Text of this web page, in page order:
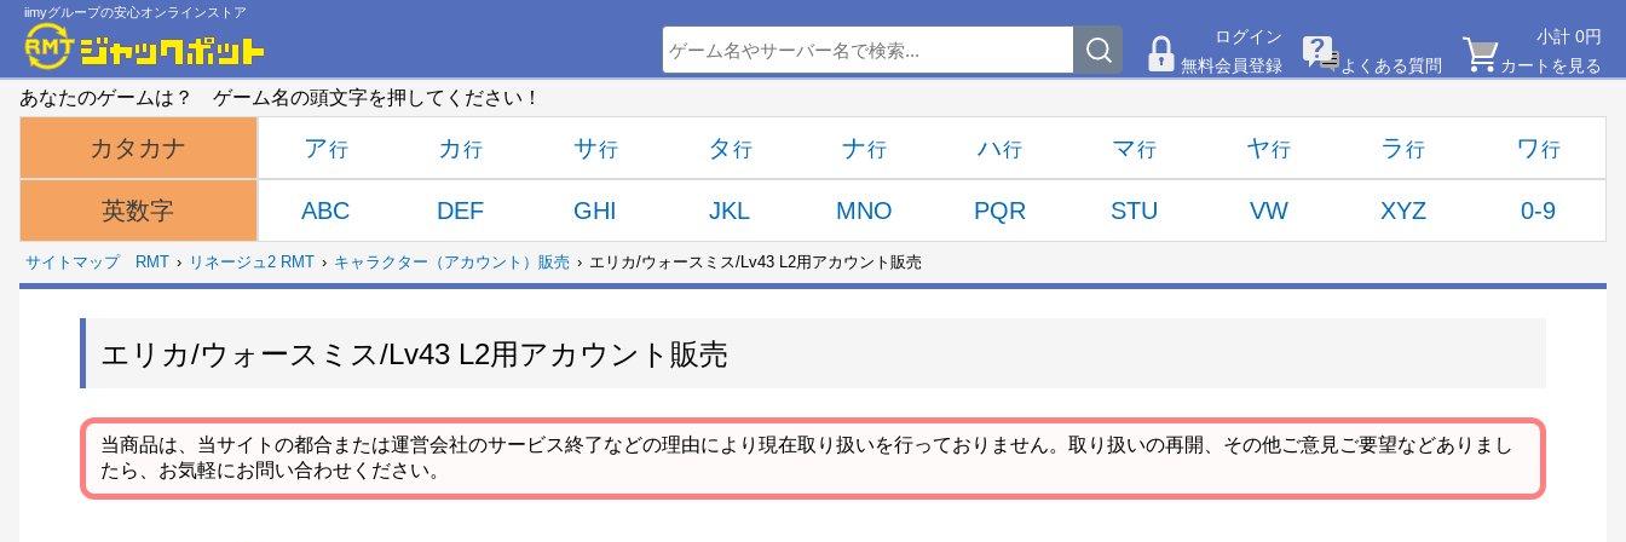
iimyグループの安心オンラインストア
ログイン
無料会員登録
よくある質問
小計 0円
カートを見る
あなたのゲームは？ ゲーム名の頭文字を押してください！
カタカナ
英数字
ア カ サ タ ナ ハ マ ヤ ラ ワ
ABC DEF GHI JKL MNO PQR STU VW XYZ 0-9
サイトマップ RMT リネージュ2 RMT キャラクター（アカウント）販売 エリカ/ウォースミス/Lv43 L2用アカウント販売
エリカ/ウォースミス/Lv43 L2用アカウント販売
当商品は、当サイトの都合または運営会社のサービス終了などの理由により現在取り扱いを行っておりません。取り扱いの再開、その他ご意見ご要望などありまし
たら、お気軽にお問い合わせください。